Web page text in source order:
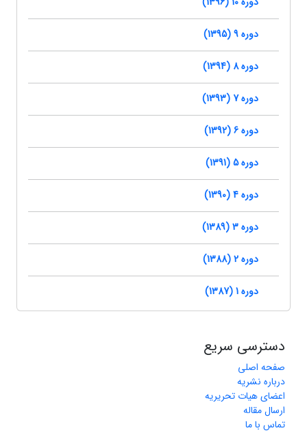
دوره 9 (1395)
دوره 8 (1394)
دوره 7 (1393)
دوره 6 (1392)
دوره 5 (1391)
دوره 4 (1390)
دوره 3 (1389)
دوره 2 (1388)
دوره 1 (1387)
دسترسی سریع
صفحه اصلی
درباره نشریه
اعضای هیات تحریریه
ارسال مقاله
تماس با ما